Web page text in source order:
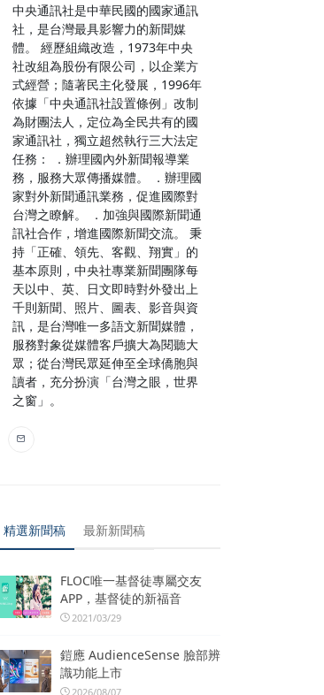
中央通訊社是中華民國的國家通訊
社，是台灣最具影響力的新聞媒
體。 經歷組織改造，1973年中央
社改組為股份有限公司，以企業方
式經營；隨著民主化發展，1996年
依據「中央通訊社設置條例」改制
為財團法人，定位為全民共有的國
家通訊社，獨立超然執行三大法定
任務： ．辦理國內外新聞報導業
務，服務大眾傳播媒體。 ．辦理國
家對外新聞通訊業務，促進國際對
台灣之瞭解。 ．加強與國際新聞通
訊社合作，增進國際新聞交流。 秉
持「正確、領先、客觀、翔實」的
基本原則，中央社專業新聞團隊每
天以中、英、日文即時對外發出上
千則新聞、照片、圖表、影音與資
訊，是台灣唯一多語文新聞媒體，
服務對象從媒體客戶擴大為閱聽大
眾；從台灣民眾延伸至全球僑胞與
讀者，充分扮演「台灣之眼，世界
之窗」。
精選新聞稿 最新新聞稿
FLOC唯一基督徒專屬交友
APP，基督徒的新福音
2021/03/29
鎧應 AudienceSense 臉部辨
識功能上市
2026/08/07